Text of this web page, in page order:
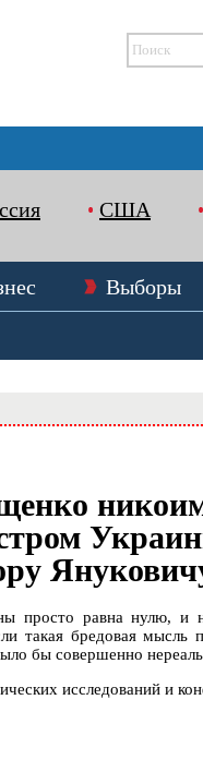
США
Выборы
никоим
просто равна нулю, и
такая бредовая мысль
бы совершенно
исследований и